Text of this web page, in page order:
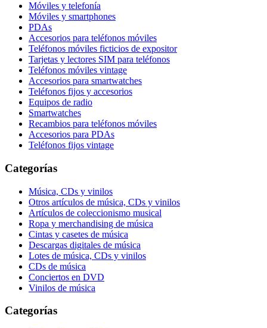
Móviles y telefonía
Móviles y smartphones
PDAs
Accesorios para teléfonos móviles
Teléfonos móviles ficticios de expositor
Tarjetas y lectores SIM para teléfonos
Teléfonos móviles vintage
Accesorios para smartwatches
Teléfonos fijos y accesorios
Equipos de radio
Smartwatches
Recambios para teléfonos móviles
Accesorios para PDAs
Teléfonos fijos vintage
Categorías
Música, CDs y vinilos
Otros artículos de música, CDs y vinilos
Artículos de coleccionismo musical
Ropa y merchandising de música
Cintas y casetes de música
Descargas digitales de música
Lotes de música, CDs y vinilos
CDs de música
Conciertos en DVD
Vinilos de música
Categorías